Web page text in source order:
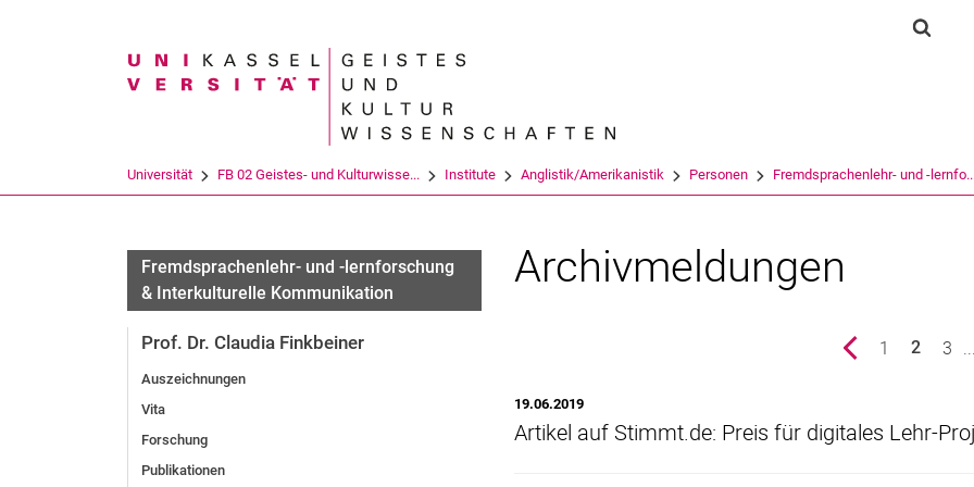
Springe direkt zu: Inhalt
Springe direkt zu: Suche
Springe direkt zu:
Suchbegriff
Universität FB 02 Geistes- und Kulturwisse... Institute Anglistik/Amerikanistik Personen Fremdsprachenlehr- und -
Fremdsprachenlehr- und -lernforschung
& Interkulturelle Kommunikation
Prof. Dr. Claudia Finkbeiner
Auszeichnungen
Vita
Forschung
Publikationen
Archivmeldungen
vorherige Seite Seite
1
2
3
19.06.2019
Artikel auf Stimmt.de: Preis für digitales Lehr-